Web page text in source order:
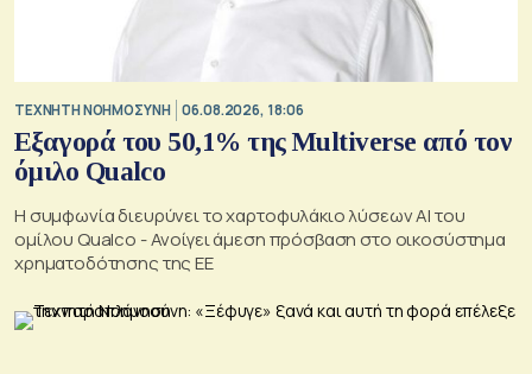
TΕΧΝΗΤΗ ΝΟΗΜΟΣΥΝΗ 06.08.2026, 18:06
Εξαγορά του 50,1% της Multiverse από τον
όμιλο Qualco
Η συμφωνία διευρύνει το χαρτοφυλάκιο λύσεων ΑΙ του
ομίλου Qualco - Ανοίγει άμεση πρόσβαση στο οικοσύστημα
χρηματοδότησης της ΕΕ